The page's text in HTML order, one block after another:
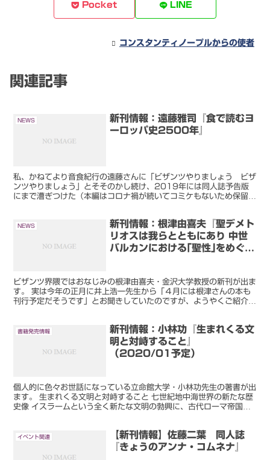
Pocket LINE
コンスタンティノープルからの使者
関連記事
NEWS
新刊情報：遠藤雅司『食で読むヨ
ーロッパ史2500年』
私、かねてより音食紀行の遠藤さんに「ビザンツやりましょう ビザ
ンツやりましょう」とそそのかし続け、2019年には同人誌予告版
にまで漕ぎつけた（本編はコロナ禍が続いてコミケもないため保留状
NEWS
新刊情報：根津由喜夫『聖デメト
リオスは我らとともにあり 中世
バルカンにおける｢聖性｣をめぐる
ビザンツ界隈ではおなじみの根津由喜夫・金沢大学教授の新刊が出ま
す。 実は今年の正月に井上浩一先生から「４月には根津さんの本も
刊行予定だそうです」とお聞きしていたのですが、ようやくご紹介で
書籍発売情報
新刊情報：小林功『生まれくる文
明と対峙すること』
（2020/01予定）
個人的に色々お世話になっている立命館大学・小林功先生の著書が出
ます。 生まれくる文明と対峙すること 七世紀地中海世界の新たな歴
史像 イスラームという全く新たな文明の勃興に、古代ローマ帝国の
イベント関連
【新刊情報】佐藤二葉 同人誌
『きょうのアンナ・コムネナ』